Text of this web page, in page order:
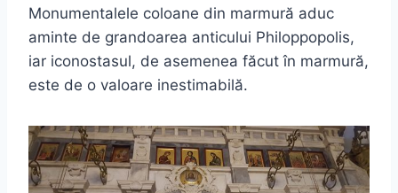
Monumentalele coloane din marmură aduc
aminte de grandoarea anticului Philoppopolis,
iar iconostasul, de asemenea făcut în marmură,
este de o valoare inestimabilă.